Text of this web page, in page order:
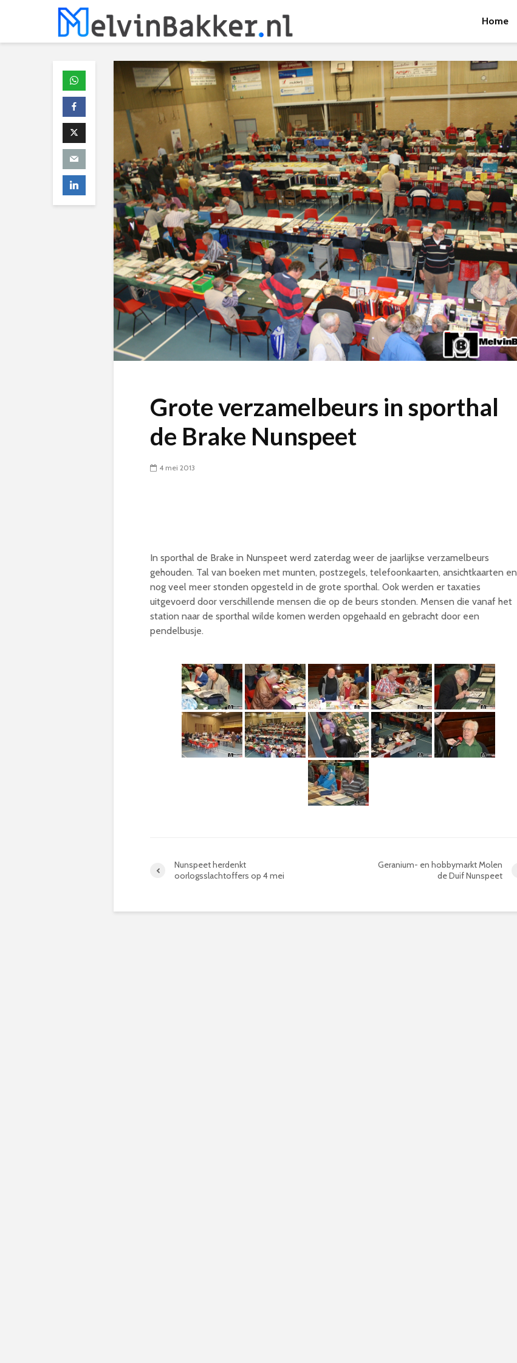
Home
Grote verzamelbeurs in sporthal
de Brake Nunspeet
4 mei 2013
In sporthal de Brake in Nunspeet werd zaterdag weer de jaarlijkse verzamelbeurs
gehouden. Tal van boeken met munten, postzegels, telefoonkaarten, ansichtkaarten en
nog veel meer stonden opgesteld in de grote sporthal. Ook werden er taxaties
uitgevoerd door verschillende mensen die op de beurs stonden. Mensen die vanaf het
station naar de sporthal wilde komen werden opgehaald en gebracht door een
pendelbusje.
Nunspeet herdenkt
oorlogsslachtoffers op 4 mei
Geranium- en hobbymarkt Molen
de Duif Nunspeet